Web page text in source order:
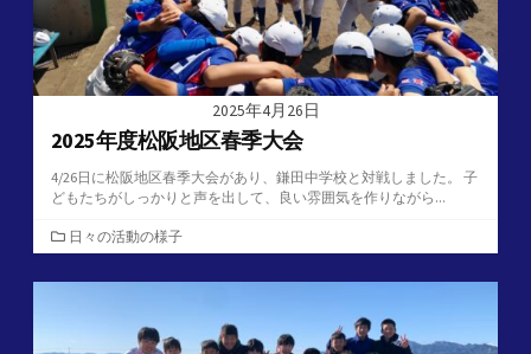
2025年4月26日
2025年度松阪地区春季大会
4/26日に松阪地区春季大会があり、鎌田中学校と対戦しました。 子
どもたちがしっかりと声を出して、良い雰囲気を作りながら...
カ
テ
ゴ
日々の活動の様子